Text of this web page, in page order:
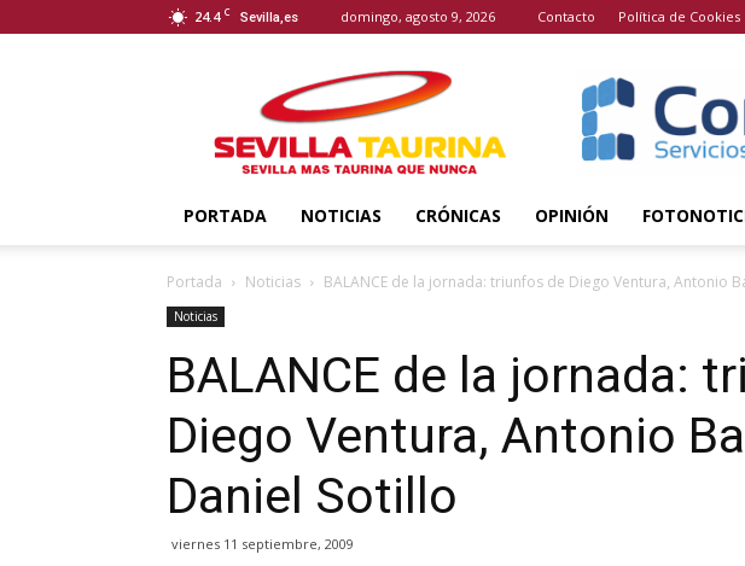
24.4 C Sevilla,es domingo, agosto 9, 2026 Contacto Política de Cookies
Taurina
PORTADA NOTICIAS CRÓNICAS OPINIÓN
Portada Noticias BALANCE de la jornada: triunfos de Diego Ventura, Antonio
Noticias
BALANCE de la jornada:
Diego Ventura, Antonio
Daniel Sotillo
viernes 11 septiembre, 2009